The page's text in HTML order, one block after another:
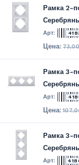
Рамка 2-
Рамка 3-
Рамка 3-